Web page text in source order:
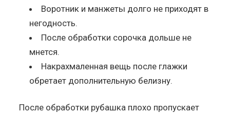
Воротник и манжеты долго не приходят в
негодность.
После обработки сорочка дольше не
мнется.
Накрахмаленная вещь после глажки
обретает дополнительную белизну.
После обработки рубашка плохо пропускает